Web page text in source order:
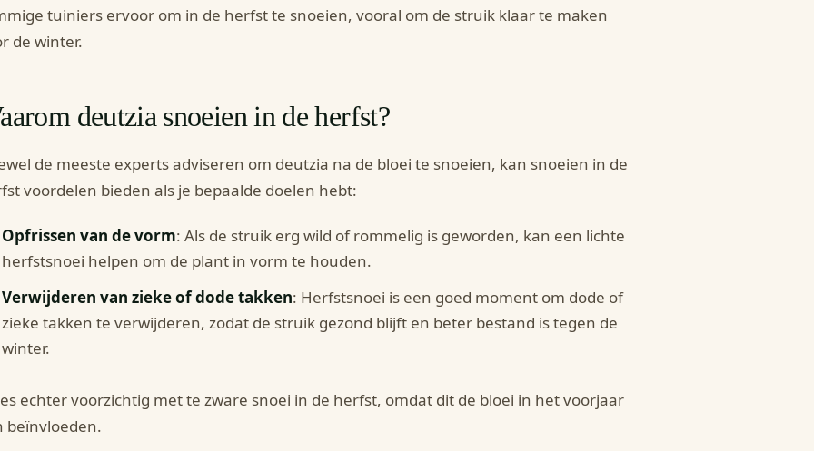
tuiniers ervoor om in de herfst te snoeien, vooral om de struik klaar te maken
de winter.
deutzia snoeien in de herfst?
de meeste experts adviseren om deutzia na de bloei te snoeien, kan snoeien in de
voordelen bieden als je bepaalde doelen hebt:
Opfrissen van de vorm: Als de struik erg wild of rommelig is geworden, kan een lichte
herfstsnoei helpen om de plant in vorm te houden.
Verwijderen van zieke of dode takken: Herfstsnoei is een goed moment om dode of
zieke takken te verwijderen, zodat de struik gezond blijft en beter bestand is tegen de
winter.
echter voorzichtig met te zware snoei in de herfst, omdat dit de bloei in het voorjaar
beïnvloeden.